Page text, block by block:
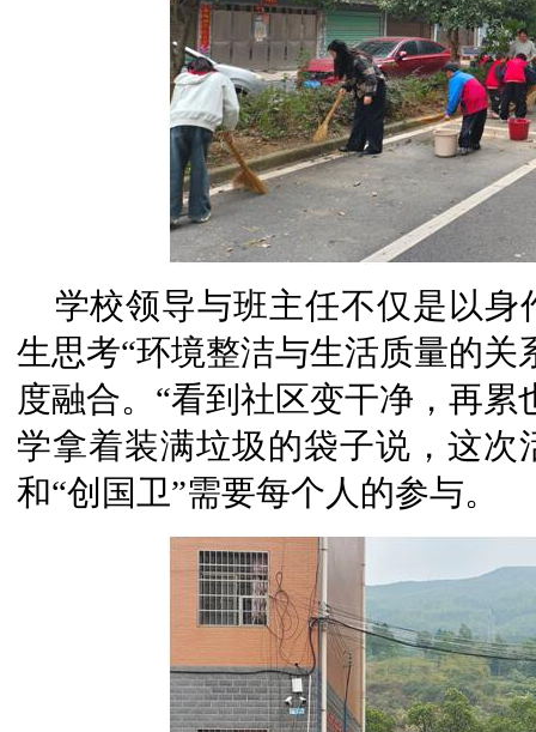
学校领导与班主任不仅是以
生思考“环境整洁与生活质量的
度融合。“看到社区变干净，再
学拿着装满垃圾的袋子说，这
和“创国卫”需要每个人的参与。